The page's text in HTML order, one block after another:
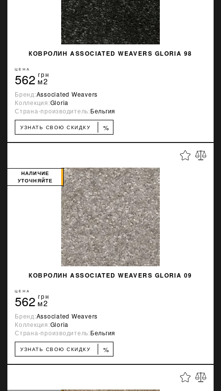
КОВРОЛИН ASSOCIATED WEAVERS GLORIA 98
ЦЕНА
562 грн
м2
Бренд:Associated Weavers
Коллекция:Gloria
Страна-производитель:Бельгия
УЗНАТЬ СВОЮ СКИДКУ %
КОВРОЛИН ASSOCIATED WEAVERS GLORIA 09
НАЛИЧИЕ
УТОЧНЯЙТЕ
ЦЕНА
562 грн
м2
Бренд:Associated Weavers
Коллекция:Gloria
Страна-производитель:Бельгия
УЗНАТЬ СВОЮ СКИДКУ %